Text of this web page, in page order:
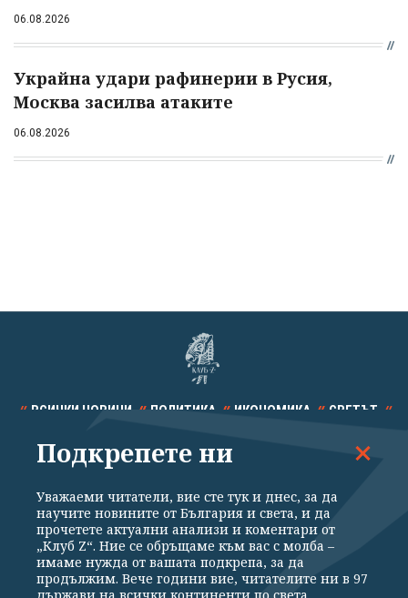
06.08.2026
Украйна удари рафинерии в Русия,
Москва засилва атаките
06.08.2026
ВСИЧКИ НОВИНИ ПОЛИТИКА ИКОНОМИКА СВЕТЪТ
СПОРТ КУЛТУРА ТЕХНОЛОГИИ КАЛЕЙДОСКОП
Общи условия Политика за поверителност
Подкрепете ни
Уважаеми читатели, вие сте тук и днес, за да
научите новините от България и света, и да
прочетете актуални анализи и коментари от
„Клуб Z“. Ние се обръщаме към вас с молба –
имаме нужда от вашата подкрепа, за да
продължим. Вече години вие, читателите ни в 97